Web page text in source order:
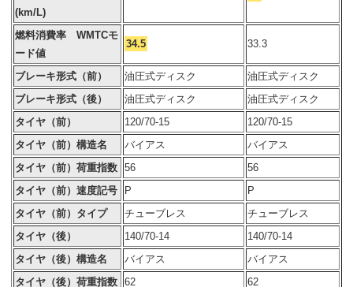
(km/L)
燃料消費率 WMTCモ
ード値
34.5 33.3
ブレーキ形式（前） 油圧式ディスク
油圧式ディスク
ブレーキ形式（後）
油圧式ディスク
油圧式ディスク
タイヤ（前）
120/70-15
120/70-15
タイヤ（前）構造名
バイアス
バイアス
タイヤ（前）荷重指数 56
56
タイヤ（前）速度記号
P
P
タイヤ（前）タイプ
チューブレス
チューブレス
タイヤ（後）
140/70-14
140/70-14
タイヤ（後）構造名
バイアス
バイアス
タイヤ（後）荷重指数 62 62